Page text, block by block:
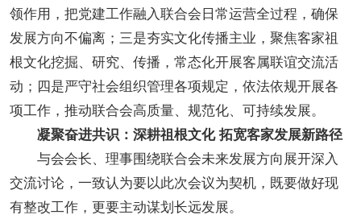
领作用，把党建工作融入联合会日常运营全过程，确保
发展方向不偏离；三是夯实文化传播主业，聚焦客家祖
根文化挖掘、研究、传播，常态化开展客属联谊交流活
动；四是严守社会组织管理各项规定，依法依规开展各
项工作，推动联合会高质量、规范化、可持续发展。
凝聚奋进共识：深耕祖根文化 拓宽客家发展新路径
与会会长、理事围绕联合会未来发展方向展开深入
交流讨论，一致认为要以此次会议为契机，既要做好现
有整改工作，更要主动谋划长远发展。